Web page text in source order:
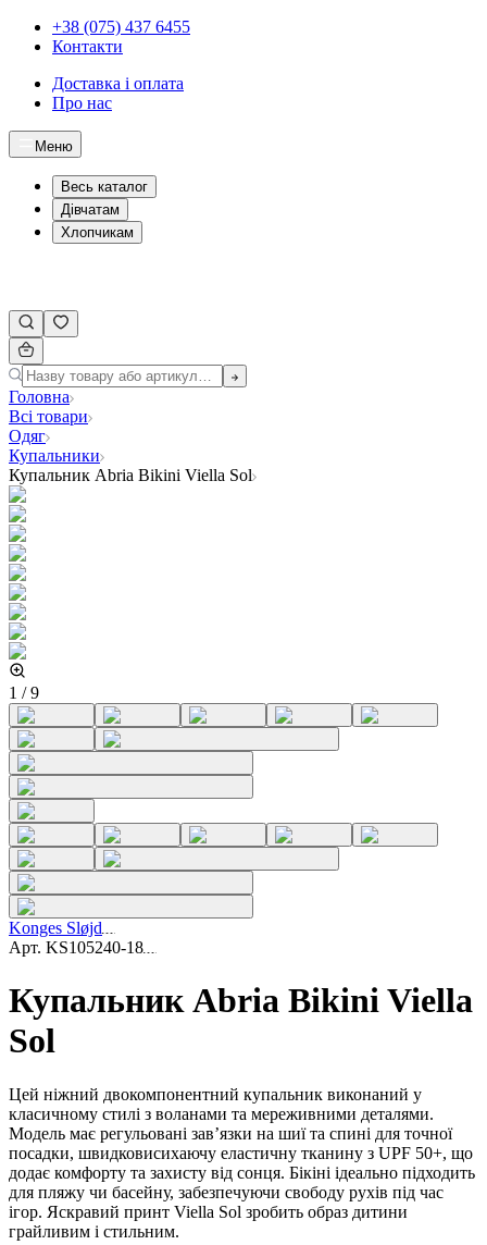
+38 (075) 437 6455
Контакти
Доставка і оплата
Про нас
Меню
Весь каталог
Дівчатам
Хлопчикам
Головна
Всі товари
Одяг
Купальники
Купальник Abria Bikini Viella Sol
1 /9
Konges Sløjd
Арт. KS105240-18
Купальник Abria Bikini Viella
Sol
Цей ніжний двокомпонентний купальник виконаний у
класичному стилі з воланами та мереживними деталями.
Модель має регульовані зав’язки на шиї та спині для точної
посадки, швидковисихаючу еластичну тканину з UPF 50+, що
додає комфорту та захисту від сонця. Бікіні ідеально підходить
для пляжу чи басейну, забезпечуючи свободу рухів під час
ігор. Яскравий принт Viella Sol зробить образ дитини
грайливим і стильним.